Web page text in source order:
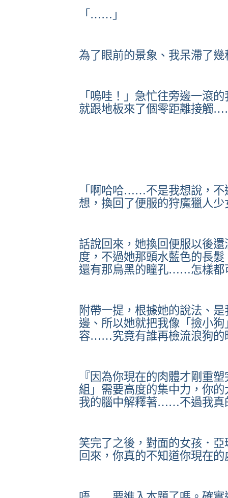
「……」
為了眼前的景象、我呆滯了
「嗚哇！」急忙往旁邊一滾
就跟地板來了個零距離接觸
「啊哈哈……不是我想說，不
想，換回了便服的狩魔獵人
話說回來，她換回便服以後
度，不過她那頭水藍色的長
還有那烏黑的瞳孔……怎樣都
附帶一提，根據她的說法、
邊、所以她就把我像「撿小
容……究竟有誰再檢流浪狗的
『因為你現在的肉體才剛重
組」需要高度的集中力，你
我的腦中解釋著……不過我真
笑完了之後，對面的女孩．
回來，你真的不知道你現在的